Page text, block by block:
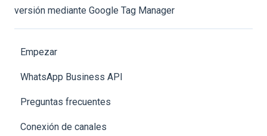
versión mediante Google Tag Manager
Empezar
WhatsApp Business API
Preguntas frecuentes
Conexión de canales